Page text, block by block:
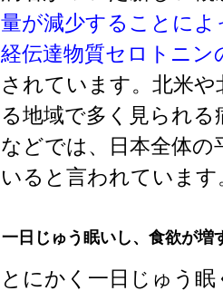
量が減少することに
経伝達物質セロトニ
されています。北米
る地域で多く見られ
などでは、日本全体の
いると言われています
一日じゅう眠いし、食欲が増
とにかく一日じゅう